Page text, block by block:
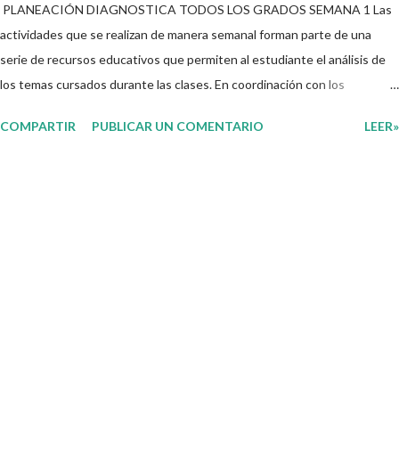
PLANEACIÓN DIAGNOSTICA TODOS LOS GRADOS SEMANA 1 Las
actividades que se realizan de manera semanal forman parte de una
serie de recursos educativos que permiten al estudiante el análisis de
los temas cursados durante las clases. En coordinación con los
su interés con el material que les compartimos para que así, mediante
COMPARTIR PUBLICAR UN COMENTARIO LEER»